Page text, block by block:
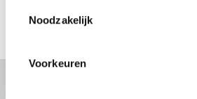
Noodzakelijk
Voorkeuren